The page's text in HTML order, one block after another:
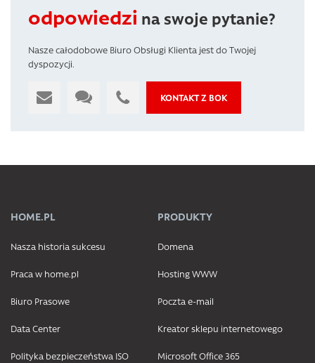
odpowiedzi na swoje pytanie?
Nasze całodobowe Biuro Obsługi Klienta jest do Twojej
dyspozycji.
KONTAKT Z BOK
HOME.PL
Nasza historia sukcesu
Praca w home.pl
Biuro Prasowe
Data Center
Polityka bezpieczeństwa ISO
PRODUKTY
Domena
Hosting WWW
Poczta e-mail
Kreator sklepu internetowego
Microsoft Office 365